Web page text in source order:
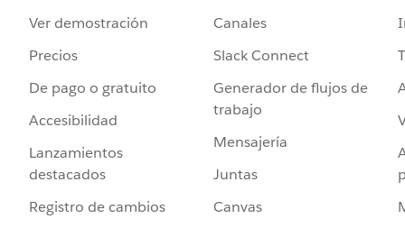
Ver demostración
Precios
De pago o gratuito
Accesibilidad
Lanzamientos
destacados
Registro de cambios
Canales
Slack Connect
Generador de flujos de
trabajo
Mensajería
Juntas
Canvas